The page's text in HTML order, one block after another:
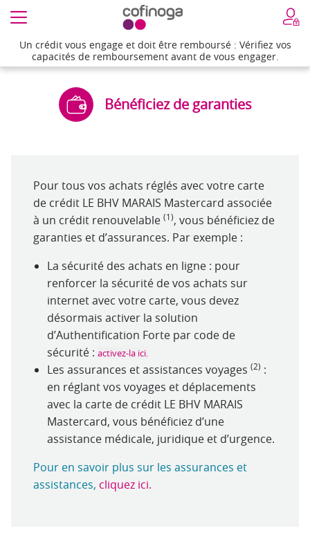
Un crédit vous engage et doit être remboursé : Vérifiez vos
capacités de remboursement avant de vous engager.
Bénéficiez de garanties
Pour tous vos achats réglés avec votre carte
de crédit LE BHV MARAIS Mastercard associée
à un crédit renouvelable (1), vous bénéficiez de
garanties et d’assurances. Par exemple :
La sécurité des achats en ligne : pour
renforcer la sécurité de vos achats sur
internet avec votre carte, vous devez
désormais activer la solution
d’Authentification Forte par code de
sécurité : activez-la ici.
Les assurances et assistances voyages (2) :
en réglant vos voyages et déplacements
avec la carte de crédit LE BHV MARAIS
Mastercard, vous bénéficiez d’une
assistance médicale, juridique et d’urgence.
Pour en savoir plus sur les assurances et
assistances, cliquez ici.
Un crédit vous engage et doit être remboursé : Vérifiez vos
capacités de remboursement avant de vous engager.